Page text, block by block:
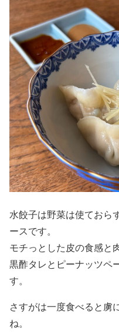
水餃子は野菜は使ておら
ースです。
モチっとした皮の食感と
黒酢タレとピーナッツペ
す。
さすがは一度食べると虜
ね。